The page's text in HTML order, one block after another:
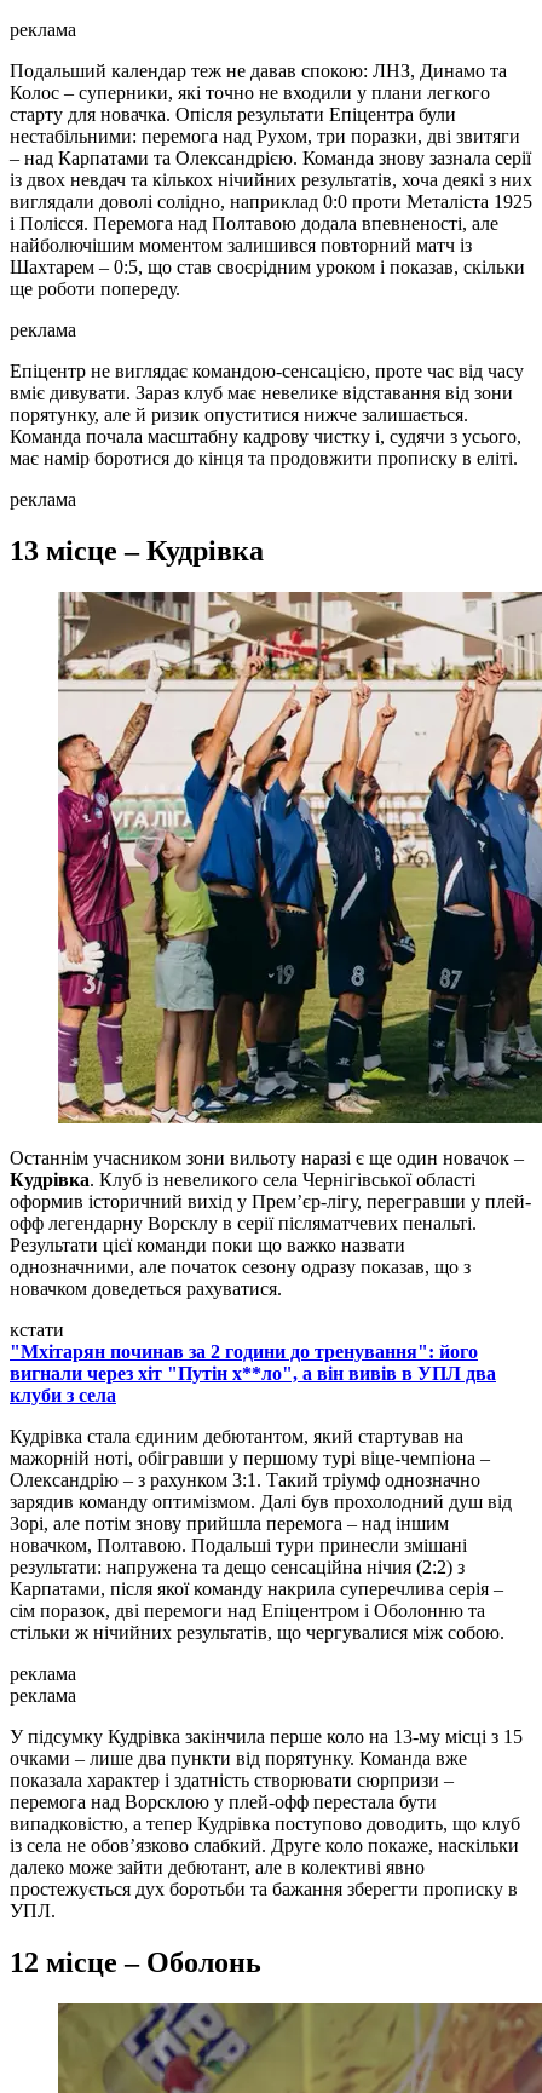
реклама
Подальший календар теж не давав спокою: ЛНЗ, Динамо та
Колос – суперники, які точно не входили у плани легкого
старту для новачка. Опісля результати Епіцентра були
нестабільними: перемога над Рухом, три поразки, дві звитяги
– над Карпатами та Олександрією. Команда знову зазнала серії
із двох невдач та кількох нічийних результатів, хоча деякі з них
виглядали доволі солідно, наприклад 0:0 проти Металіста 1925
і Полісся. Перемога над Полтавою додала впевненості, але
найболючішим моментом залишився повторний матч із
Шахтарем – 0:5, що став своєрідним уроком і показав, скільки
ще роботи попереду.
реклама
Епіцентр не виглядає командою-сенсацією, проте час від часу
вміє дивувати. Зараз клуб має невелике відставання від зони
порятунку, але й ризик опуститися нижче залишається.
Команда почала масштабну кадрову чистку і, судячи з усього,
має намір боротися до кінця та продовжити прописку в еліті.
реклама
13 місце – Кудрівка
Останнім учасником зони вильоту наразі є ще один новачок –
Кудрівка. Клуб із невеликого села Чернігівської області
оформив історичний вихід у Прем’єр-лігу, перегравши у плей-
офф легендарну Ворсклу в серії післяматчевих пенальті.
Результати цієї команди поки що важко назвати
однозначними, але початок сезону одразу показав, що з
новачком доведеться рахуватися.
кстати
"Мхітарян починав за 2 години до тренування": його
вигнали через хіт "Путін х**ло", а він вивів в УПЛ два
клуби з села
Кудрівка стала єдиним дебютантом, який стартував на
мажорній ноті, обігравши у першому турі віце-чемпіона –
Олександрію – з рахунком 3:1. Такий тріумф однозначно
зарядив команду оптимізмом. Далі був прохолодний душ від
Зорі, але потім знову прийшла перемога – над іншим
новачком, Полтавою. Подальші тури принесли змішані
результати: напружена та дещо сенсаційна нічия (2:2) з
Карпатами, після якої команду накрила суперечлива серія –
сім поразок, дві перемоги над Епіцентром і Оболонню та
стільки ж нічийних результатів, що чергувалися між собою.
реклама
реклама
У підсумку Кудрівка закінчила перше коло на 13-му місці з 15
очками – лише два пункти від порятунку. Команда вже
показала характер і здатність створювати сюрпризи –
перемога над Ворсклою у плей-офф перестала бути
випадковістю, а тепер Кудрівка поступово доводить, що клуб
із села не обов’язково слабкий. Друге коло покаже, наскільки
далеко може зайти дебютант, але в колективі явно
простежується дух боротьби та бажання зберегти прописку в
УПЛ.
12 місце – Оболонь